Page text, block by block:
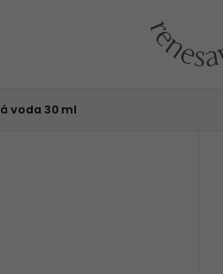
voda 30 ml